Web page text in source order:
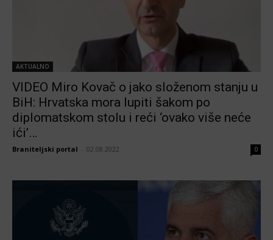
AKTUALNO
VIDEO Miro Kovač o jako složenom stanju u
BiH: Hrvatska mora lupiti šakom po
diplomatskom stolu i reći ‘ovako više neće
ići’…
Braniteljski portal 02.08.2022 0